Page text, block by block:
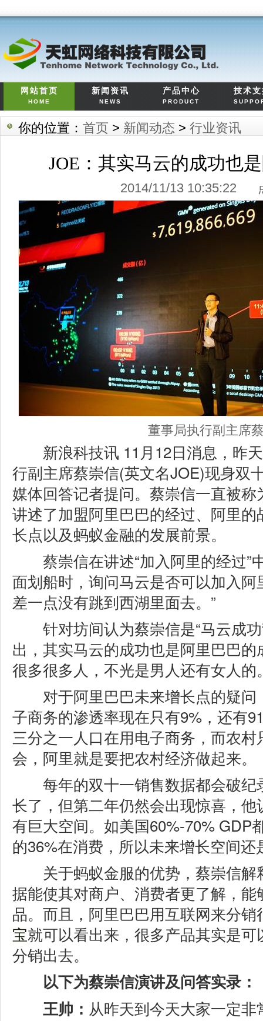
网站首页
HOME
新闻资讯
NEWS
产品中心
PRODUCT
技术
你的位置： 首页 > 新闻动态 > 行业资讯
JOE：其实马云的成功也
2014/11/13 10:35:22
董事局执行副主席
新浪科技讯 11月12日消息，昨
行副主席蔡崇信(英文名JOE)现身双
媒体回答记者提问。蔡崇信一直被称
讲述了加盟阿里巴巴的经过、阿里
长点以及蚂蚁金融的发展前景。
蔡崇信在讲述“加入阿里的经过”
面划船时，询问马云是否可以加入
差一点没有跳到西湖里面去。”
针对坊间认为蔡崇信是“马云成功
出，其实马云的成功也是阿里巴巴
很多很多人，不光是男人还有女人的
对于阿里巴巴未来增长点的疑问
子商务的渗透率现在只有9%，还有
三分之一人口在用电子商务，而农
会，阿里就是要把农村经济做起来。
每年的双十一销售数据都会破纪
长了，但第二年仍然会出现惊喜，
有巨大空间。如美国60%-70% GDP
的36%在消费，所以未来增长空间还
关于蚂蚁金服的优势，蔡崇信解
据能使其对商户、消费者更了解，
品。而且，阿里巴巴用互联网来分
宝就可以看出来，很多产品其实是
分销出去。
以下为蔡崇信演讲及问答实录：
王帅： 从昨天到今天大家一定